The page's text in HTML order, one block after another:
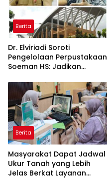
Berita
Dr. Elviriadi Soroti
Pengelolaan Perpustakaan
Soeman HS: Jadikan
Kawah Candradimuka
Intelektual
Berita
Masyarakat Dapat Jadwal
Ukur Tanah yang Lebih
Jelas Berkat Layanan